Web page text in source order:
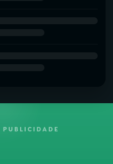
PUBLICIDADE